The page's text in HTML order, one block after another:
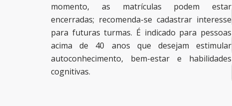
momento, as matrículas podem estar
encerradas; recomenda-se cadastrar interesse
para futuras turmas. É indicado para pessoas
acima de 40 anos que desejam estimular
autoconhecimento, bem-estar e habilidades
cognitivas.